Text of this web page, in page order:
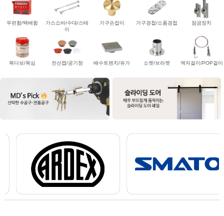
우편함/택배함
가스쇼바/수대/스테
이
가구손잡이 가구경첩/소품경첩 잠금장치
목다보/목심 전선캡/공기창 배수트렌치/유가 소켓/브라켓 액자걸이/POP걸이